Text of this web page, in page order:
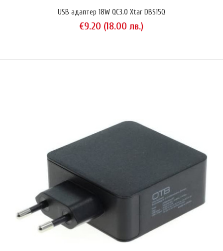
Noco Genius GB20
€122.20 (238.99 лв.)
USB адаптер 18W QC3.0 Xtar DBS15Q
€9.20 (18.00 лв.)